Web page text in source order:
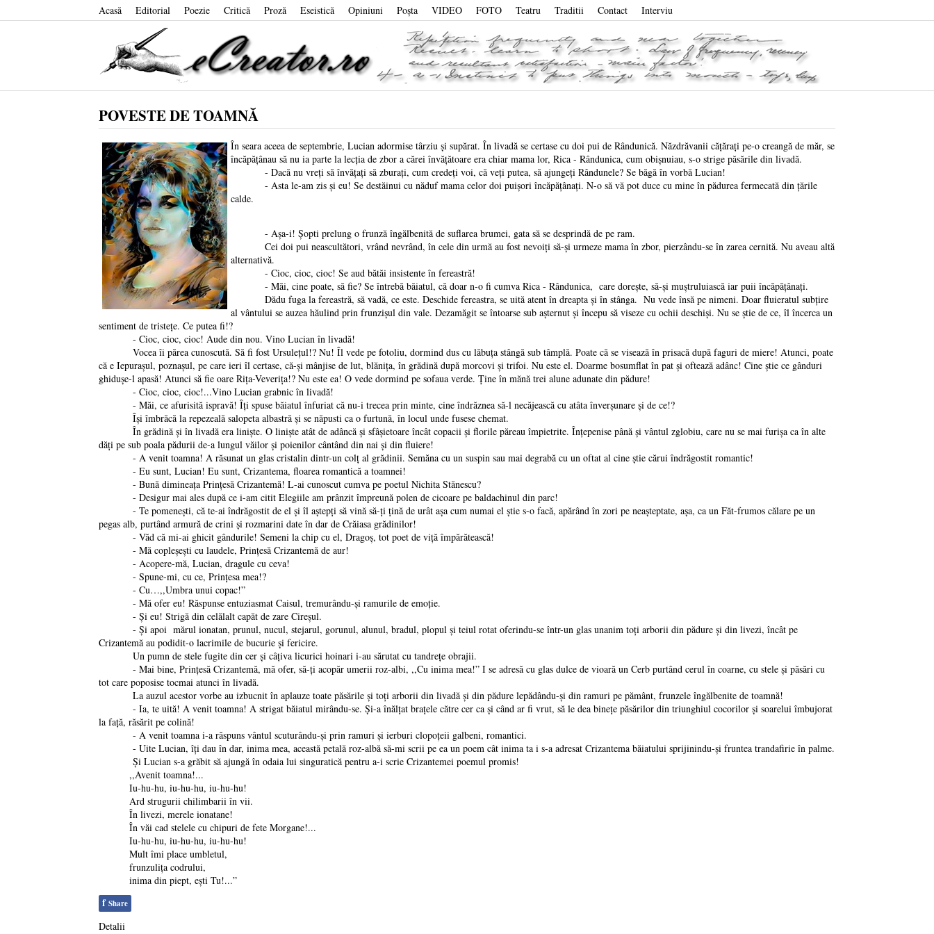
Acasă Editorial Poezie Critică Proză Eseistică Opiniuni Poşta VIDEO FOTO Teatru Traditii Contact Interviu
POVESTE DE TOAMNĂ
În seara aceea de septembrie, Lucian adormise târziu și supărat. În livadă se certase cu doi pui de Rândunică. Năzdrăvanii cățărați pe-o creangă de măr, se
încăpățânau să nu ia parte la lecția de zbor a cărei învățătoare era chiar mama lor, Rica - Rândunica, cum obișnuiau, s-o strige păsările din livadă.
- Dacă nu vreți să învățați să zburați, cum credeți voi, că veți putea, să ajungeți Rândunele? Se băgă în vorbă Lucian!
- Asta le-am zis și eu! Se destăinui cu năduf mama celor doi puișori încăpățânați. N-o să vă pot duce cu mine în pădurea fermecată din ţările
calde.
- Așa-i! Șopti prelung o frunză îngălbenită de suflarea brumei, gata să se desprindă de pe ram.
Cei doi pui neascultători, vrând nevrând, în cele din urmă au fost nevoiți să-și urmeze mama în zbor, pierzându-se în zarea cernită. Nu aveau altă
alternativă.
- Cioc, cioc, cioc! Se aud bătăi insistente în fereastră!
- Măi, cine poate, să fie? Se întrebă băiatul, că doar n-o fi cumva Rica - Rândunica, care dorește, să-și muștruluiască iar puii încăpățânați.
Dădu fuga la fereastră, să vadă, ce este. Deschide fereastra, se uită atent în dreapta și în stânga. Nu vede însă pe nimeni. Doar fluieratul subțire
al vântului se auzea hăulind prin frunzișul din vale. Dezamăgit se întoarse sub așternut și începu să viseze cu ochii deschiși. Nu se știe de ce, îl încerca un
sentiment de tristețe. Ce putea fi!?
- Cioc, cioc, cioc! Aude din nou. Vino Lucian în livadă!
Vocea îi părea cunoscută. Să fi fost Ursulețul!? Nu! Îl vede pe fotoliu, dormind dus cu lăbuța stângă sub tâmplă. Poate că se visează în prisacă după faguri de miere! Atunci, poate
că e Iepurașul, poznașul, pe care ieri îl certase, că-și mânjise de lut, blănița, în grădină după morcovi și trifoi. Nu este el. Doarme bosumflat în pat și oftează adânc! Cine știe ce gânduri
ghiduşe-l apasă! Atunci să fie oare Riţa-Veveriţa!? Nu este ea! O vede dormind pe sofaua verde. Ţine în mănă trei alune adunate din pădure!
- Cioc, cioc, cioc!...Vino Lucian grabnic în livadă!
- Măi, ce afurisită ispravă! Îți spuse băiatul înfuriat că nu-i trecea prin minte, cine îndrăznea să-l necăjească cu atâta înverșunare și de ce!?
Își îmbrăcă la repezeală salopeta albastră și se năpusti ca o furtună, în locul unde fusese chemat.
În grădină și în livadă era liniște. O liniște atât de adâncă și sfâșietoare încât copacii și florile păreau împietrite. Înțepenise până și vântul zglobiu, care nu se mai furișa ca în alte
dăți pe sub poala pădurii de-a lungul văilor și poienilor cântând din nai și din fluiere!
- A venit toamna! A răsunat un glas cristalin dintr-un colț al grădinii. Semăna cu un suspin sau mai degrabă cu un oftat al cine știe cărui îndrăgostit romantic!
- Eu sunt, Lucian! Eu sunt, Crizantema, floarea romantică a toamnei!
- Bună dimineața Prinţesă Crizantemă! L-ai cunoscut cumva pe poetul Nichita Stănescu?
- Desigur mai ales după ce i-am citit Elegiile am prânzit împreună polen de cicoare pe baldachinul din parc!
- Te pomenești, că te-ai îndrăgostit de el și îl aștepți să vină să-ți țină de urât așa cum numai el știe s-o facă, apărând în zori pe neașteptate, așa, ca un Făt-frumos călare pe un
pegas alb, purtând armură de crini și rozmarini date în dar de Crăiasa grădinilor!
- Văd că mi-ai ghicit gândurile! Semeni la chip cu el, Dragoș, tot poet de viță împărătească!
- Mă copleșești cu laudele, Prinţesă Crizantemă de aur!
- Acopere-mă, Lucian, dragule cu ceva!
- Spune-mi, cu ce, Prinţesa mea!?
- Cu…,,Umbra unui copac!”
- Mă ofer eu! Răspunse entuziasmat Caisul, tremurându-și ramurile de emoție.
- Și eu! Strigă din celălalt capăt de zare Cireșul.
- Și apoi mărul ionatan, prunul, nucul, stejarul, gorunul, alunul, bradul, plopul și teiul rotat oferindu-se într-un glas unanim toți arborii din pădure și din livezi, încât pe
Crizantemă au podidit-o lacrimile de bucurie și fericire.
Un pumn de stele fugite din cer și câțiva licurici hoinari i-au sărutat cu tandrețe obrajii.
- Mai bine, Prinţesă Crizantemă, mă ofer, să-ţi acopăr umerii roz-albi, ,,Cu inima mea!” I se adresă cu glas dulce de vioară un Cerb purtând cerul în coarne, cu stele și păsări cu
tot care poposise tocmai atunci în livadă.
La auzul acestor vorbe au izbucnit în aplauze toate păsările și toți arborii din livadă și din pădure lepădându-și din ramuri pe pământ, frunzele îngălbenite de toamnă!
- Ia, te uită! A venit toamna! A strigat băiatul mirându-se. Și-a înălțat brațele către cer ca și când ar fi vrut, să le dea binețe păsărilor din triunghiul cocorilor și soarelui îmbujorat
la față, răsărit pe colină!
- A venit toamna i-a răspuns vântul scuturându-și prin ramuri și ierburi clopoțeii galbeni, romantici.
- Uite Lucian, îți dau în dar, inima mea, această petală roz-albă să-mi scrii pe ea un poem cât inima ta i s-a adresat Crizantema băiatului sprijinindu-și fruntea trandafirie în palme.
Și Lucian s-a grăbit să ajungă în odaia lui singuratică pentru a-i scrie Crizantemei poemul promis!
,,Avenit toamna!...
Iu-hu-hu, iu-hu-hu, iu-hu-hu!
Ard strugurii chilimbarii în vii.
În livezi, merele ionatane!
În văi cad stelele cu chipuri de fete Morgane!...
Iu-hu-hu, iu-hu-hu, iu-hu-hu!
Mult îmi place umbletul,
frunzulița codrului,
inima din piept, ești Tu!...”
f Share
Detalii